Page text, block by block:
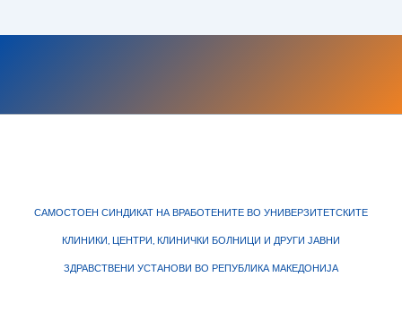
САМОСТОЕН СИНДИКАТ НА ВРАБОТЕНИТЕ ВО УНИВЕРЗИТЕТСКИТЕ
КЛИНИКИ, ЦЕНТРИ, КЛИНИЧКИ БОЛНИЦИ И ДРУГИ ЈАВНИ
ЗДРАВСТВЕНИ УСТАНОВИ ВО РЕПУБЛИКА МАКЕДОНИЈА